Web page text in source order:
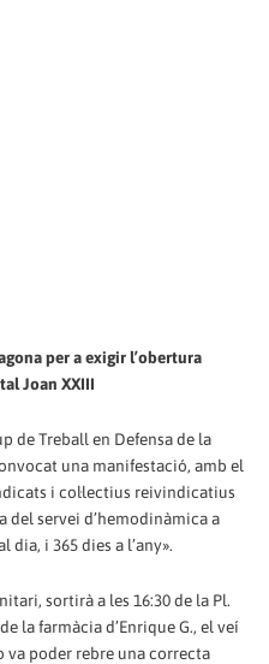
per a exigir l’obertura
Joan XXIII
de Treball en Defensa de la
una manifestació, amb el
i col·lectius reivindicatius
del servei d’hemodinàmica a
dia, i 365 dies a l’any».
sortirà a les 16:30 de la Pl.
la farmàcia d’Enrique G., el veí
va poder rebre una correcta